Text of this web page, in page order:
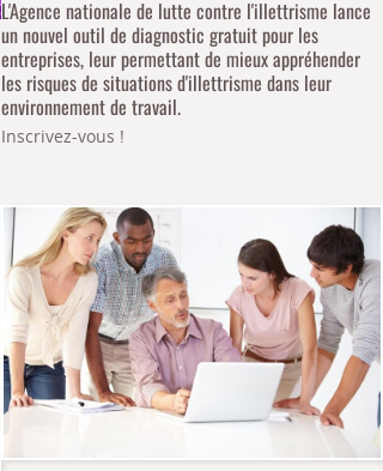
L'Agence nationale de lutte contre l'illettrisme lance
un nouvel outil de diagnostic gratuit pour les
entreprises, leur permettant de mieux appréhender
les risques de situations d'illettrisme dans leur
environnement de travail.
Inscrivez-vous !